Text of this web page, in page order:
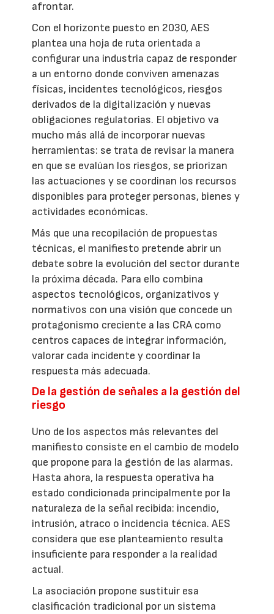
afrontar.
Con el horizonte puesto en 2030, AES
plantea una hoja de ruta orientada a
configurar una industria capaz de responder
a un entorno donde conviven amenazas
físicas, incidentes tecnológicos, riesgos
derivados de la digitalización y nuevas
obligaciones regulatorias. El objetivo va
mucho más allá de incorporar nuevas
herramientas: se trata de revisar la manera
en que se evalúan los riesgos, se priorizan
las actuaciones y se coordinan los recursos
disponibles para proteger personas, bienes y
actividades económicas.
Más que una recopilación de propuestas
técnicas, el manifiesto pretende abrir un
debate sobre la evolución del sector durante
la próxima década. Para ello combina
aspectos tecnológicos, organizativos y
normativos con una visión que concede un
protagonismo creciente a las CRA como
centros capaces de integrar información,
valorar cada incidente y coordinar la
respuesta más adecuada.
De la gestión de señales a la gestión del
riesgo
Uno de los aspectos más relevantes del
manifiesto consiste en el cambio de modelo
que propone para la gestión de las alarmas.
Hasta ahora, la respuesta operativa ha
estado condicionada principalmente por la
naturaleza de la señal recibida: incendio,
intrusión, atraco o incidencia técnica. AES
considera que ese planteamiento resulta
insuficiente para responder a la realidad
actual.
La asociación propone sustituir esa
clasificación tradicional por un sistema